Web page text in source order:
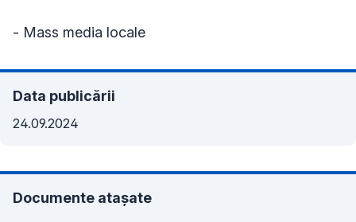
- Mass media locale
Data publicării
24.09.2024
Documente atașate